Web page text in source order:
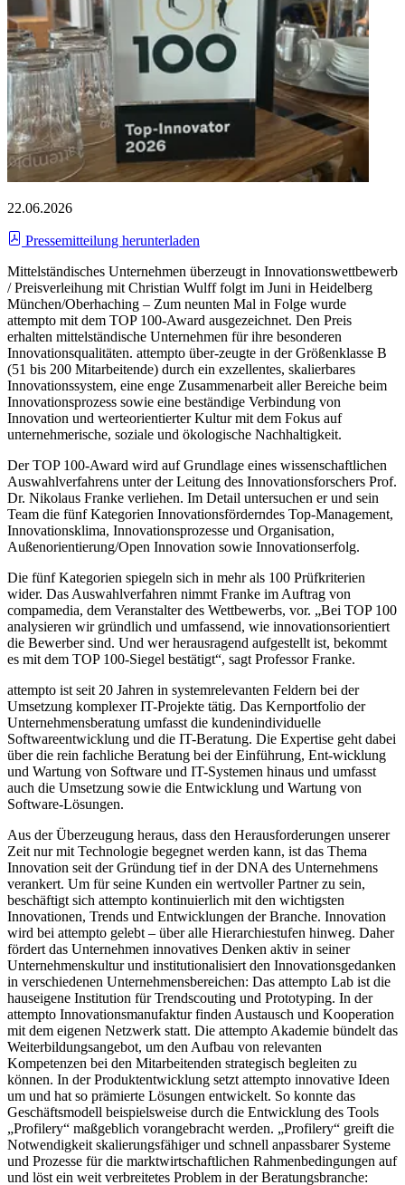
22.06.2026
Pressemitteilung herunterladen
Mittelständisches Unternehmen überzeugt in Innovationswettbewerb
/ Preisverleihung mit Christian Wulff folgt im Juni in Heidelberg
München/Oberhaching – Zum neunten Mal in Folge wurde
attempto mit dem TOP 100-Award ausgezeichnet. Den Preis
erhalten mittelständische Unternehmen für ihre besonderen
Innovationsqualitäten. attempto über-zeugte in der Größenklasse B
(51 bis 200 Mitarbeitende) durch ein exzellentes, skalierbares
Innovationssystem, eine enge Zusammenarbeit aller Bereiche beim
Innovationsprozess sowie eine beständige Verbindung von
Innovation und werteorientierter Kultur mit dem Fokus auf
unternehmerische, soziale und ökologische Nachhaltigkeit.
Der TOP 100-Award wird auf Grundlage eines wissenschaftlichen
Auswahlverfahrens unter der Leitung des Innovationsforschers Prof.
Dr. Nikolaus Franke verliehen. Im Detail untersuchen er und sein
Team die fünf Kategorien Innovationsförderndes Top-Management,
Innovationsklima, Innovationsprozesse und Organisation,
Außenorientierung/Open Innovation sowie Innovationserfolg.
Die fünf Kategorien spiegeln sich in mehr als 100 Prüfkriterien
wider. Das Auswahlverfahren nimmt Franke im Auftrag von
compamedia, dem Veranstalter des Wettbewerbs, vor. „Bei TOP 100
analysieren wir gründlich und umfassend, wie innovationsorientiert
die Bewerber sind. Und wer herausragend aufgestellt ist, bekommt
es mit dem TOP 100-Siegel bestätigt“, sagt Professor Franke.
attempto ist seit 20 Jahren in systemrelevanten Feldern bei der
Umsetzung komplexer IT-Projekte tätig. Das Kernportfolio der
Unternehmensberatung umfasst die kundenindividuelle
Softwareentwicklung und die IT-Beratung. Die Expertise geht dabei
über die rein fachliche Beratung bei der Einführung, Ent-wicklung
und Wartung von Software und IT-Systemen hinaus und umfasst
auch die Umsetzung sowie die Entwicklung und Wartung von
Software-Lösungen.
Aus der Überzeugung heraus, dass den Herausforderungen unserer
Zeit nur mit Technologie begegnet werden kann, ist das Thema
Innovation seit der Gründung tief in der DNA des Unternehmens
verankert. Um für seine Kunden ein wertvoller Partner zu sein,
beschäftigt sich attempto kontinuierlich mit den wichtigsten
Innovationen, Trends und Entwicklungen der Branche. Innovation
wird bei attempto gelebt – über alle Hierarchiestufen hinweg. Daher
fördert das Unternehmen innovatives Denken aktiv in seiner
Unternehmenskultur und institutionalisiert den Innovationsgedanken
in verschiedenen Unternehmensbereichen: Das attempto Lab ist die
hauseigene Institution für Trendscouting und Prototyping. In der
attempto Innovationsmanufaktur finden Austausch und Kooperation
mit dem eigenen Netzwerk statt. Die attempto Akademie bündelt das
Weiterbildungsangebot, um den Aufbau von relevanten
Kompetenzen bei den Mitarbeitenden strategisch begleiten zu
können. In der Produktentwicklung setzt attempto innovative Ideen
um und hat so prämierte Lösungen entwickelt. So konnte das
Geschäftsmodell beispielsweise durch die Entwicklung des Tools
„Profilery“ maßgeblich vorangebracht werden. „Profilery“ greift die
Notwendigkeit skalierungsfähiger und schnell anpassbarer Systeme
und Prozesse für die marktwirtschaftlichen Rahmenbedingungen auf
und löst ein weit verbreitetes Problem in der Beratungsbranche: